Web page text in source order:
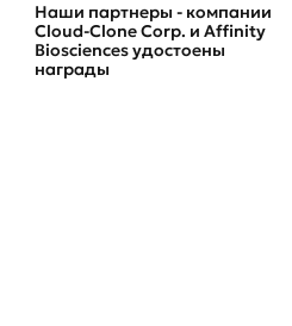
Наши партнеры - компании
Cloud-Clone Corp. и Affinity
Biosciences удостоены
награды